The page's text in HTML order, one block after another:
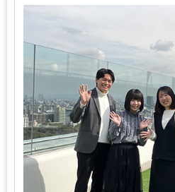
バランスを保ちながら、しっかりと
評価制度については全社員に公平な
員として一緒に働いてみませんか？
駅から徒歩5分以内 オフィスカジュアルOK
総合力（Big４～準大手）
医療に強み 建設に強み 不動産に強み
芸能・芸術、クリエイティブ分野に強み FC
貿易に強み 接骨・整骨院に強み 製造に強